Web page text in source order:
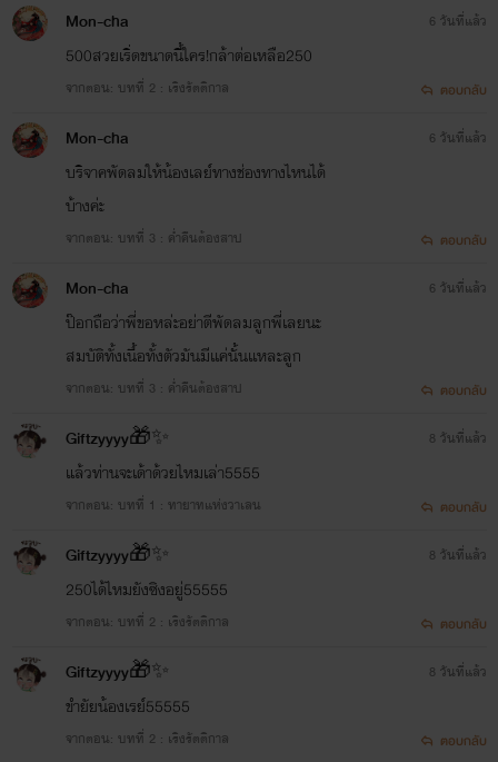
Mon-cha
500สวยเริ่ดขนาดนี้ใคร!กล้าต่อเหลือ250
จากตอน: บทที่ 2 : เริงรัตติกาล
6 วันที่แล้ว
ตอบกลับ
Mon-cha
บริจาคพัดลมให้น้องเลย์ทางช่องทางไหนได้
บ้างค่ะ
จากตอน: บทที่ 3 : ค่ำคืนต้องสาป
6 วันที่แล้ว
ตอบกลับ
Mon-cha
ป๊อกถือว่าพี่ขอหล่ะอย่าตีพัดลมลูกพี่เลยนะ
สมบัติทั้งเนื้อทั้งตัวมันมีเเค่นั้นเเหละลูก
จากตอน: บทที่ 3 : ค่ำคืนต้องสาป
6 วันที่แล้ว
ตอบกลับ
Giftzyyyy🎁✨
แล้วท่านจะเด้าด้วยไหมเล่า5555
จากตอน: บทที่ 1 : ทายาทแห่งวาเลน
8 วันที่แล้ว
ตอบกลับ
Giftzyyyy🎁✨
250ได้ไหมยังซิงอยู่55555
จากตอน: บทที่ 2 : เริงรัตติกาล
8 วันที่แล้ว
ตอบกลับ
Giftzyyyy🎁✨
ขำยัยน้องเรย์55555
จากตอน: บทที่ 2 : เริงรัตติกาล
8 วันที่แล้ว
ตอบกลับ